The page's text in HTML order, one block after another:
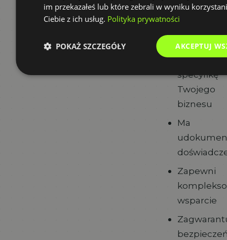
szukaj
wykonawcy,
który:
Zrozumie
specyfikę
Twojego
biznesu
Ma
Zapewni
wsparcie
im przekazałeś lub które zebrali w wyniku
Ciebie z ich usług. Polityka prywatności
AKCEPTUJ
POKAŻ SZCZEGÓŁY